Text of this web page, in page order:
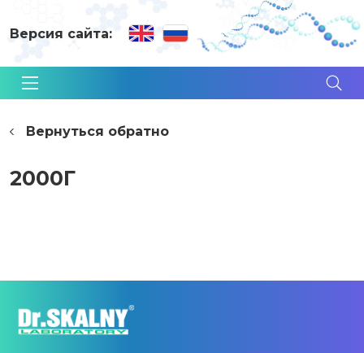
Версия сайта:
Вернуться обратно
2000Г